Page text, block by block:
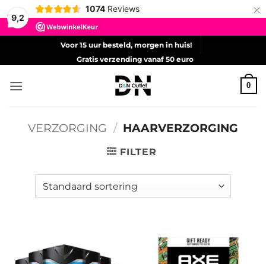
9,2
1074 Reviews ×
Voor 15 uur besteld, morgen in huis!
Gratis verzending vanaf 50 euro
0
VERZORGING / HAARVERZORGING
FILTER